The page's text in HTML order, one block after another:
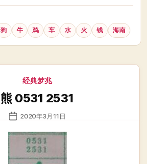
狗 牛 鸡 车 水 火 钱 海南
分
经典梦兆
熊 0531 2531
发
日
2020年3月11日